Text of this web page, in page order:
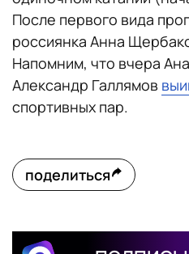
После первого вида
россиянка Анна
Напомним, что вчера
Александр Галлямов
спортивных пар.
поделиться